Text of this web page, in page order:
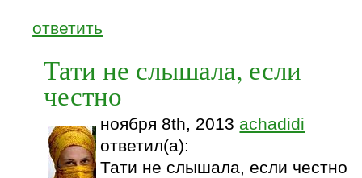
ответить
Тати не слышала, если
честно
ноября 8th, 2013 achadidi
ответил(а):
Тати не слышала, если честно